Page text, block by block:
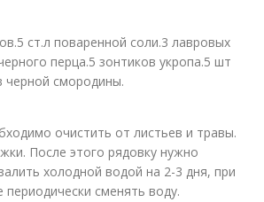
ст.л поваренной соли.3 лавровых
перца.5 зонтиков укропа.5 шт
черной смородины.
очистить от листьев и травы.
После этого рядовку нужно
холодной водой на 2-3 дня, при
сменять воду.